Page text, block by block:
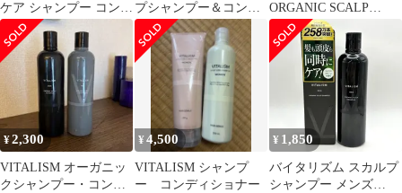
ケア シャンプー コンデ
ィショナー 各500ml
プシャンプー＆コンデ
ィショナーセット
ORGANIC SCALP
SHAMPOO
¥2,300
VITALISM オーガニッ
クシャンプー・コンデ
¥4,500
VITALISM シャンプ
ー コンディショナー
¥ 1,850
バイタリズム スカルプ
シャンプー メンズ